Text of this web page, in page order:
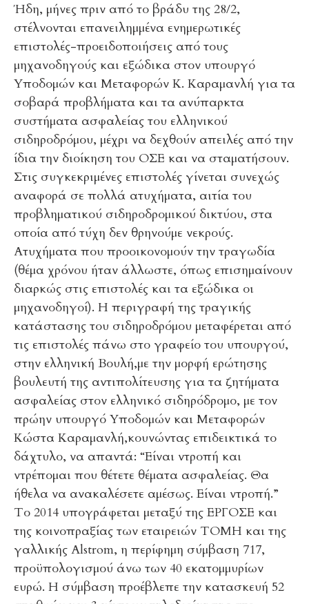
Ήδη, μήνες πριν από το βράδυ της 28/2,
στέλνονται επανειλημμένα ενημερωτικές
επιστολές-προειδοποιήσεις από τους
μηχανοδηγούς και εξώδικα στον υπουργό
Υποδομών και Μεταφορών Κ. Καραμανλή για τα
σοβαρά προβλήματα και τα ανύπαρκτα
συστήματα ασφαλείας του ελληνικού
σιδηροδρόμου, μέχρι να δεχθούν απειλές από την
ίδια την διοίκηση του ΟΣΕ και να σταματήσουν.
Στις συγκεκριμένες επιστολές γίνεται συνεχώς
αναφορά σε πολλά ατυχήματα, αιτία του
προβληματικού σιδηροδρομικού δικτύου, στα
οποία από τύχη δεν θρηνούμε νεκρούς.
Ατυχήματα που προοικονομούν την τραγωδία
(θέμα χρόνου ήταν άλλωστε, όπως επισημαίνουν
διαρκώς στις επιστολές και τα εξώδικα οι
μηχανοδηγοί). Η περιγραφή της τραγικής
κατάστασης του σιδηροδρόμου μεταφέρεται από
τις επιστολές πάνω στο γραφείο του υπουργού,
στην ελληνική Βουλή,με την μορφή ερώτησης
βουλευτή της αντιπολίτευσης για τα ζητήματα
ασφαλείας στον ελληνικό σιδηρόδρομο, με τον
πρώην υπουργό Υποδομών και Μεταφορών
Κώστα Καραμανλή,κουνώντας επιδεικτικά το
δάχτυλο, να απαντά: “Είναι ντροπή και
ντρέπομαι που θέτετε θέματα ασφαλείας. Θα
ήθελα να ανακαλέσετε αμέσως. Είναι ντροπή.”
Το 2014 υπογράφεται μεταξύ της ΕΡΓΟΣΕ και
της κοινοπραξίας των εταιρειών ΤΟΜΗ και της
γαλλικής Alstrom, η περίφημη σύμβαση 717,
προϋπολογισμού άνω των 40 εκατομμυρίων
ευρώ. Η σύμβαση προέβλεπε την κατασκευή 52